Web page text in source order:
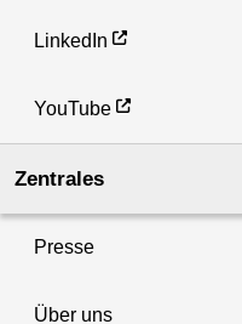
LinkedIn
YouTube
Zentrales
Presse
Über uns